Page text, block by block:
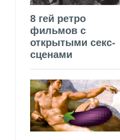
8 гей ретро
фильмов с
открытыми секс-
сценами